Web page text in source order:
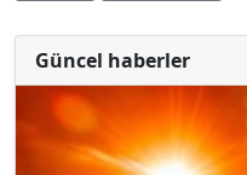
Güncel haberler